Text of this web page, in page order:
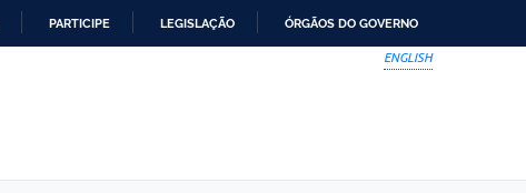
PARTICIPE LEGISLAÇÃO ÓRGÃOS DO GOVERNO
ENGLISH